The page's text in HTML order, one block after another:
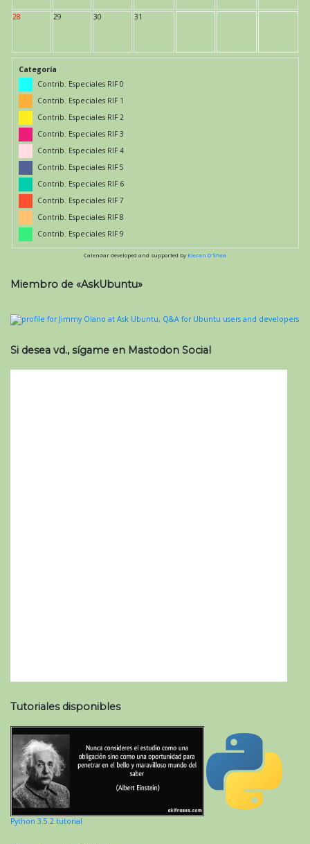
28 29 30 31
Categoría
Contrib. Especiales RIF 0
Contrib. Especiales RIF 1
Contrib. Especiales RIF 2
Contrib. Especiales RIF 3
Contrib. Especiales RIF 4
Contrib. Especiales RIF 5
Contrib. Especiales RIF 6
Contrib. Especiales RIF 7
Contrib. Especiales RIF 8
Contrib. Especiales RIF 9
Calendar developed and supported by Kieran O'Shea
Miembro de «AskUbuntu»
Si desea vd., sígame en Mastodon Social
Tutoriales disponibles
Python 3.5.2 tutorial